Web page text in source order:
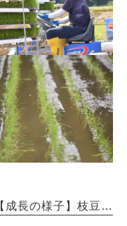
【成長の様子】枝豆